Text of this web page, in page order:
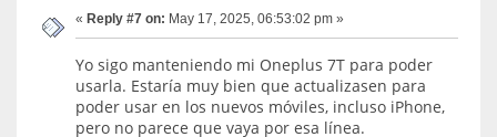
« Reply #7 on: May 17, 2025, 06:53:02 pm »
Yo sigo manteniendo mi Oneplus 7T para poder
usarla. Estaría muy bien que actualizasen para
poder usar en los nuevos móviles, incluso iPhone,
pero no parece que vaya por esa línea.